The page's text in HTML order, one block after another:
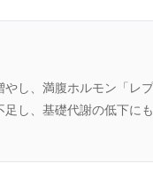
し、満腹ホルモン「レ
し、基礎代謝の低下に